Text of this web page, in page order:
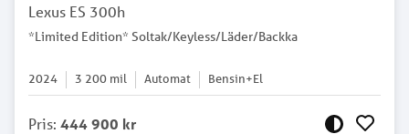
Lexus ES 300h
*Limited Edition* Soltak/Keyless/Läder/Backka
2024 3 200 mil Automat Bensin+El
Pris: 444 900 kr